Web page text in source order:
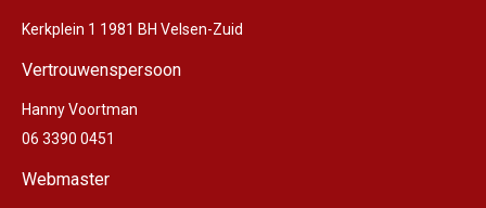
Kerkplein 1 1981 BH Velsen-Zuid
Vertrouwenspersoon
Hanny Voortman
06 3390 0451
Webmaster